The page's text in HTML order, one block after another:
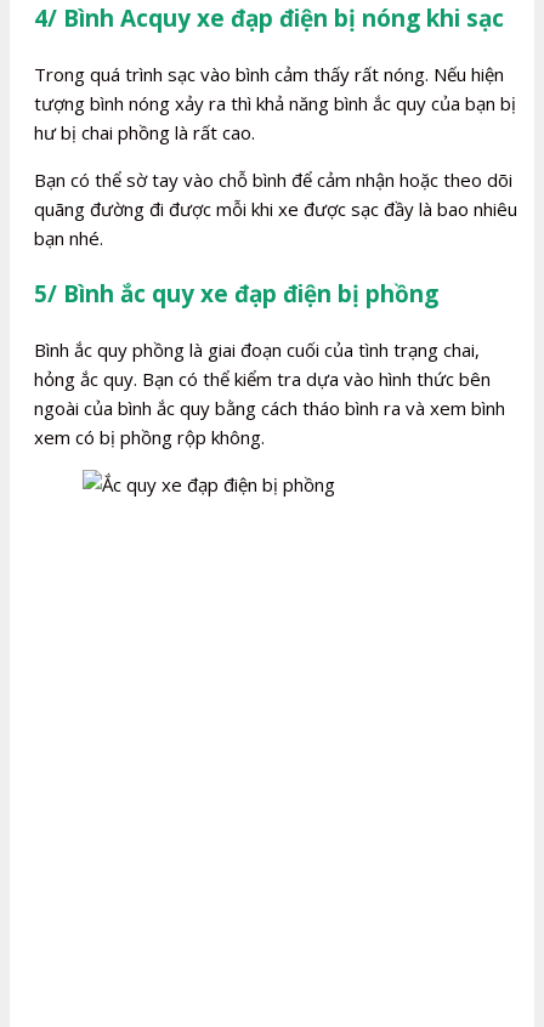
4/ Bình Acquy xe đạp điện bị nóng khi sạc
Trong quá trình sạc vào bình cảm thấy rất nóng. Nếu hiện
tượng bình nóng xảy ra thì khả năng bình ắc quy của bạn bị
hư bị chai phồng là rất cao.
Bạn có thể sờ tay vào chỗ bình để cảm nhận hoặc theo dõi
quãng đường đi được mỗi khi xe được sạc đầy là bao nhiêu
bạn nhé.
5/ Bình ắc quy xe đạp điện bị phồng
Bình ắc quy phồng là giai đoạn cuối của tình trạng chai,
hỏng ắc quy. Bạn có thể kiểm tra dựa vào hình thức bên
ngoài của bình ắc quy bằng cách tháo bình ra và xem bình
xem có bị phồng rộp không.